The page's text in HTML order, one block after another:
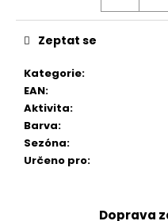
Kategorie:
EAN:
Aktivita:
Barva:
Sezóna:
Určeno pro:
Zeptat se
Doprava